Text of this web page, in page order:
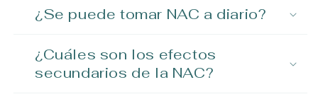
¿Se puede tomar NAC a diario?
¿Cuáles son los efectos
secundarios de la NAC?